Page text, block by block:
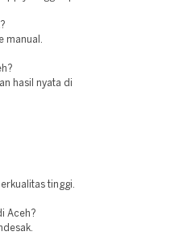
manual.
hasil nyata di
tinggi.
Aceh?